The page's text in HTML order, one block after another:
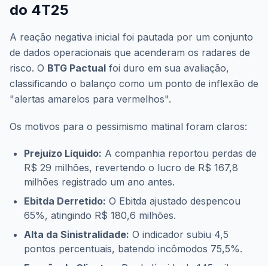
do 4T25
A reação negativa inicial foi pautada por um conjunto
de dados operacionais que acenderam os radares de
risco. O BTG Pactual foi duro em sua avaliação,
classificando o balanço como um ponto de inflexão de
"alertas amarelos para vermelhos".
Os motivos para o pessimismo matinal foram claros:
Prejuízo Líquido: A companhia reportou perdas de
R$ 29 milhões, revertendo o lucro de R$ 167,8
milhões registrado um ano antes.
Ebitda Derretido: O Ebitda ajustado despencou
65%, atingindo R$ 180,6 milhões.
Alta da Sinistralidade: O indicador subiu 4,5
pontos percentuais, batendo incômodos 75,5%.